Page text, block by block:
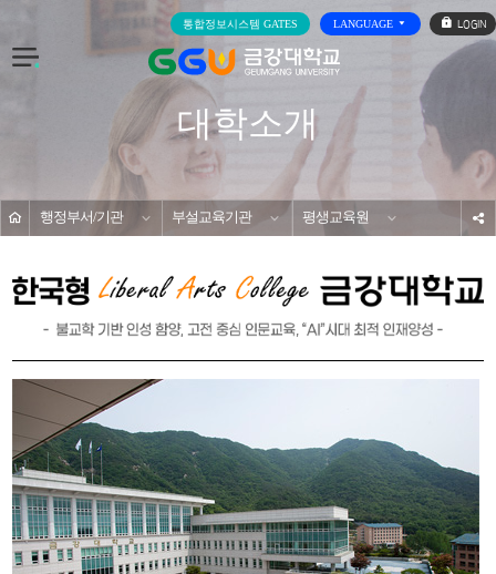
통합정보시스템 GATES LANGUAGE
로
그
인
대학소개
행정부서/기관 부설교육기관 평생교육원